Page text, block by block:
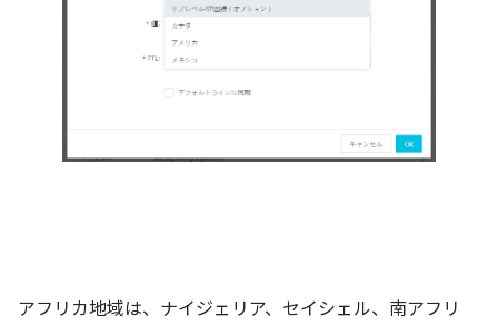
アフリカ地域は、ナイジェリア、セイシェル、南アフリ